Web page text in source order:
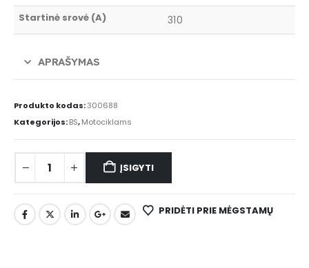
Startinė srovė (A) 310
APRAŠYMAS
Produkto kodas:300688
Kategorijos:BS,Motociklams
ĮSIGYTI
PRIDĖTI PRIE MĖGSTAMŲ